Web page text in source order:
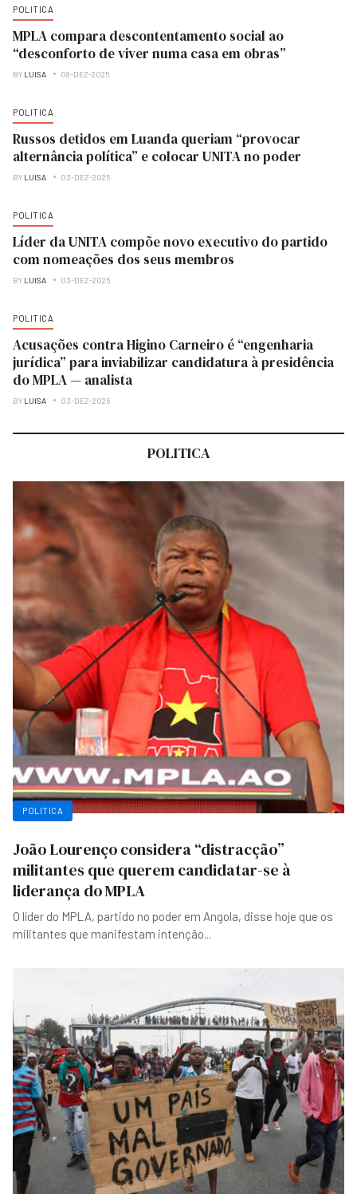
POLITICA
MPLA compara descontentamento social ao
“desconforto de viver numa casa em obras”
BY LUISA 08-DEZ-2025
POLITICA
Russos detidos em Luanda queriam “provocar
alternância política” e colocar UNITA no poder
BY LUISA 03-DEZ-2025
POLITICA
Líder da UNITA compõe novo executivo do partido
com nomeações dos seus membros
BY LUISA 03-DEZ-2025
POLITICA
Acusações contra Higino Carneiro é “engenharia
jurídica” para inviabilizar candidatura à presidência
do MPLA — analista
BY LUISA 03-DEZ-2025
POLITICA
POLITICA
João Lourenço considera “distracção”
militantes que querem candidatar-se à
liderança do MPLA
O líder do MPLA, partido no poder em Angola, disse hoje que os
militantes que manifestam intenção...